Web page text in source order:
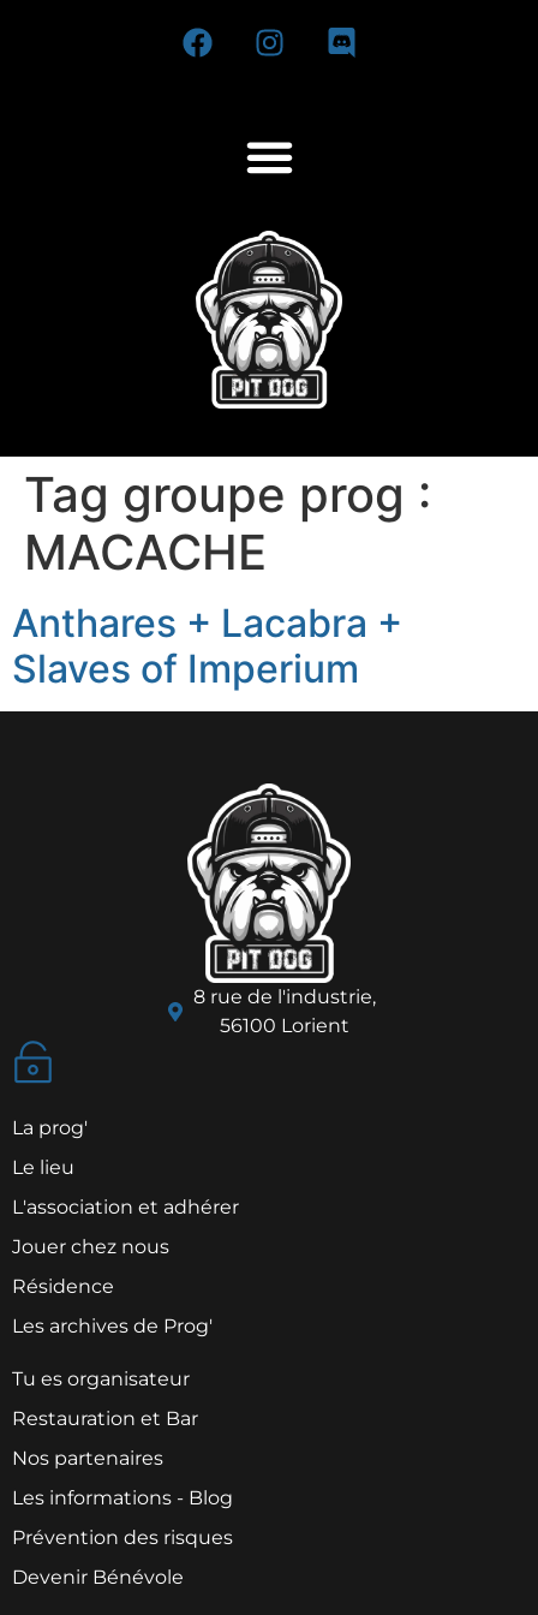
Tag groupe prog :
MACACHE
Anthares + Lacabra +
Slaves of Imperium
8 rue de l'industrie,
56100 Lorient
La prog'
Le lieu
L'association et adhérer
Jouer chez nous
Résidence
Les archives de Prog'
Tu es organisateur
Restauration et Bar
Nos partenaires
Les informations - Blog
Prévention des risques
Devenir Bénévole